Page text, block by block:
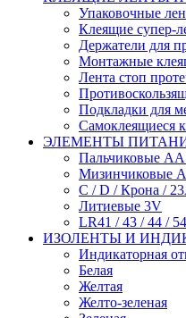
Упаковочные
Клеящие супер-
Держатели для
Монтажные
Лента стоп
Подкладки для
Самоклеящиеся
ЭЛЕМЕНТЫ
Пальчиковые
Мизинчиковые
C / D / Крона /
Литиевые 3V
LR41 / 43 / 44 / 54
ИЗОЛЕНТЫ И
Индикаторная
Белая
Желтая
Желто-зеленая